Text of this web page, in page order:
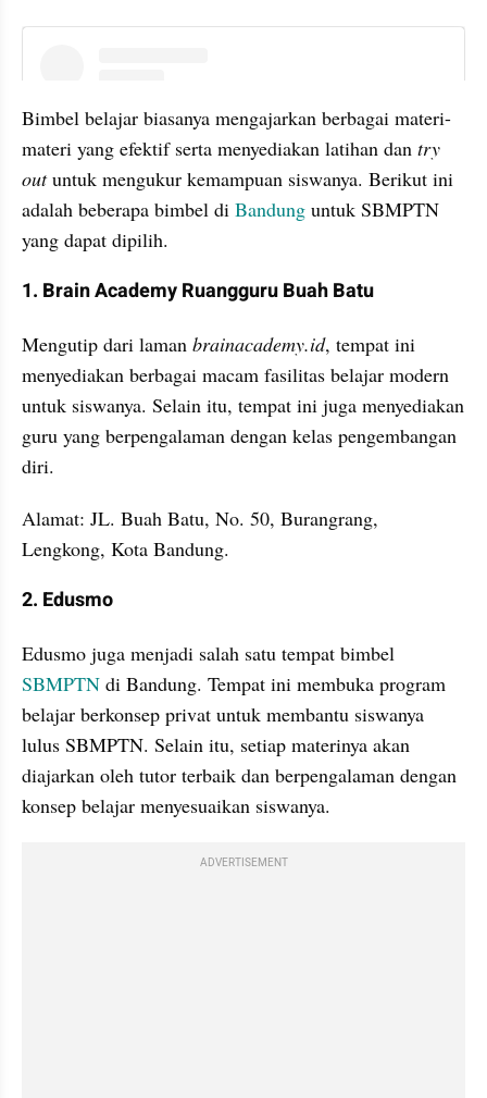
Bimbel belajar biasanya mengajarkan berbagai materi-
materi yang efektif serta menyediakan latihan dan try
out untuk mengukur kemampuan siswanya. Berikut ini
adalah beberapa bimbel di Bandung untuk SBMPTN
yang dapat dipilih.
1. Brain Academy Ruangguru Buah Batu
Mengutip dari laman brainacademy.id, tempat ini
menyediakan berbagai macam fasilitas belajar modern
untuk siswanya. Selain itu, tempat ini juga menyediakan
guru yang berpengalaman dengan kelas pengembangan
diri.
Alamat: JL. Buah Batu, No. 50, Burangrang,
Lengkong, Kota Bandung.
2. Edusmo
SBMPTN di Bandung. Tempat ini membuka program
belajar berkonsep privat untuk membantu siswanya
lulus SBMPTN. Selain itu, setiap materinya akan
diajarkan oleh tutor terbaik dan berpengalaman dengan
konsep belajar menyesuaikan siswanya.
ADVERTISEMENT